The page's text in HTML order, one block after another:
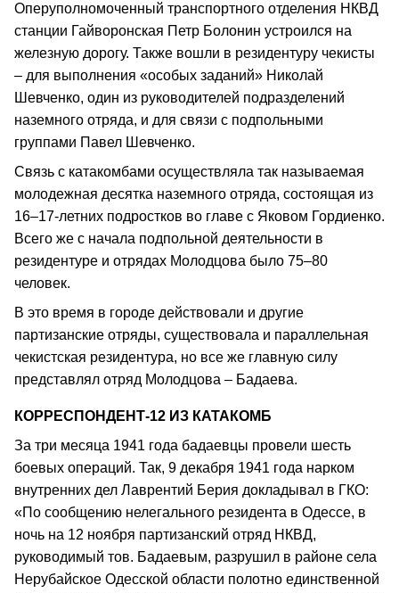
Оперуполномоченный транспортного отделения НКВД
станции Гайворонская Петр Болонин устроился на
железную дорогу. Также вошли в резидентуру чекисты
– для выполнения «особых заданий» Николай
Шевченко, один из руководителей подразделений
наземного отряда, и для связи с подпольными
группами Павел Шевченко.
Связь с катакомбами осуществляла так называемая
молодежная десятка наземного отряда, состоящая из
16–17-летних подростков во главе с Яковом Гордиенко.
Всего же с начала подпольной деятельности в
резидентуре и отрядах Молодцова было 75–80
человек.
В это время в городе действовали и другие
партизанские отряды, существовала и параллельная
чекистская резидентура, но все же главную силу
представлял отряд Молодцова – Бадаева.
КОРРЕСПОНДЕНТ-12 ИЗ КАТАКОМБ
За три месяца 1941 года бадаевцы провели шесть
боевых операций. Так, 9 декабря 1941 года нарком
внутренних дел Лаврентий Берия докладывал в ГКО:
«По сообщению нелегального резидента в Одессе, в
ночь на 12 ноября партизанский отряд НКВД,
руководимый тов. Бадаевым, разрушил в районе села
Нерубайское Одесской области полотно единственной